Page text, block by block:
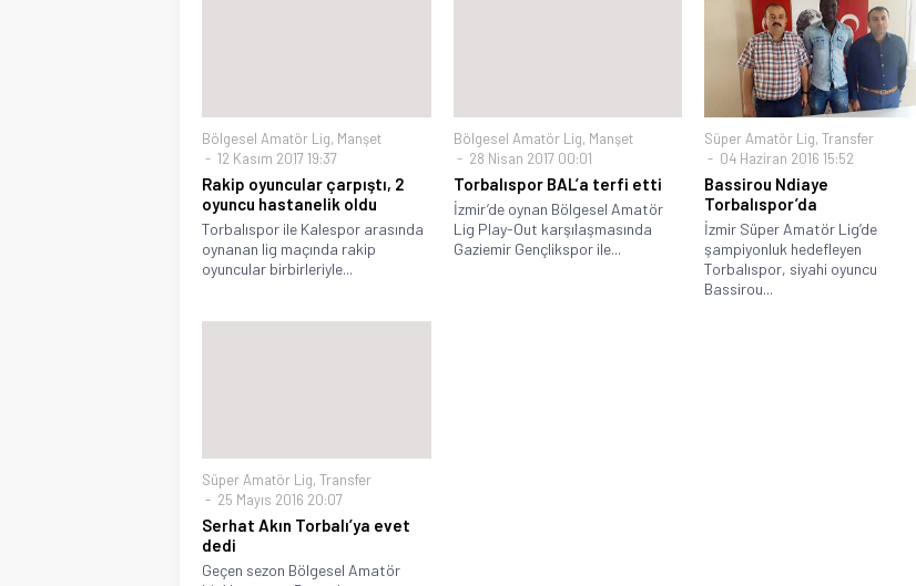
Bölgesel Amatör Lig, Manşet
12 Kasım 2017 19:37
Rakip oyuncular çarpıştı, 2
oyuncu hastanelik oldu
Torbalıspor ile Kalespor arasında
oynanan lig maçında rakip
oyuncular birbirleriyle...
Bölgesel Amatör Lig, Manşet
28 Nisan 2017 00:01
Torbalıspor BAL’a terfi etti
İzmir’de oynan Bölgesel Amatör
Lig Play-Out karşılaşmasında
Gaziemir Gençlikspor ile...
Süper Amatör Lig,Transfer
04 Haziran 2016 15:52
Bassirou Ndiaye
Torbalıspor’da
İzmir Süper Amatör Lig’de
şampiyonluk hedefleyen
Torbalıspor, siyahi oyuncu
Bassirou...
Süper Amatör Lig, Transfer
25 Mayıs 2016 20:07
Serhat Akın Torbalı’ya evet
dedi
Geçen sezon Bölgesel Amatör